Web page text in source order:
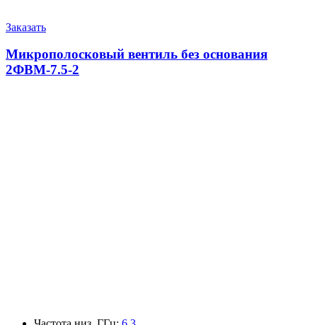
Заказать
Микрополосковый вентиль без основания
2ФВМ-7.5-2